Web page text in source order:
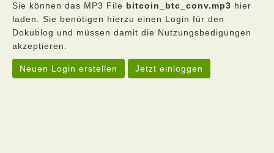
Sie können das MP3 File bitcoin_btc_conv.mp3 hier
laden. Sie benötigen hierzu einen Login für den
Dokublog und müssen damit die Nutzungsbedigungen
akzeptieren.
Neuen Login erstellen Jetzt einloggen